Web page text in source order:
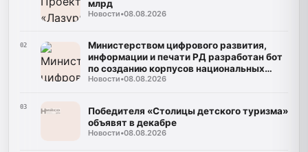
млрд
Новости•08.08.2026
02
Министерством цифрового развития,
информации и печати РД разработан бот
по созданию корпусов национальных
языков
Новости•08.08.2026
03
Победителя «Столицы детского туризма»
объявят в декабре
Новости•08.08.2026